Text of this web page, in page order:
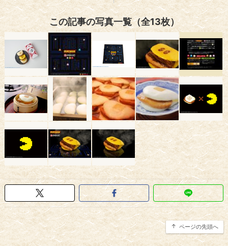
この記事の写真一覧（全13枚）
ページの先頭へ